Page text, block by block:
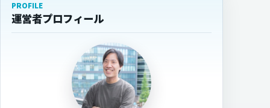
PROFILE
運営者プロフィール